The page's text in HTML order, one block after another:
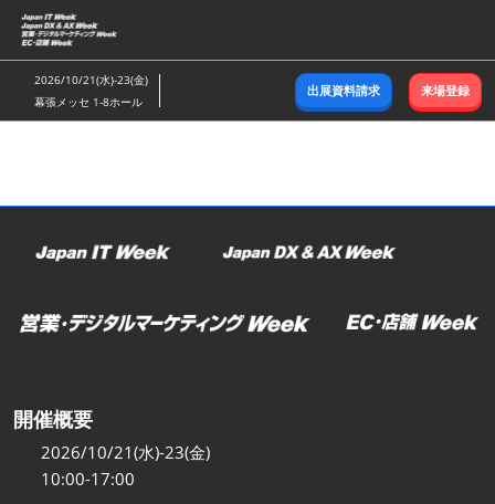
ス
キ
ッ
し
む
2026/10/21(水)-23(金)
幕張メッセ 1-8ホール
出展資料請求 来場登録
開催概要
2026/10/21(水)-23(金)
10:00-17:00